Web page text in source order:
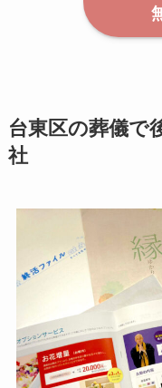
台東区の葬儀で
社